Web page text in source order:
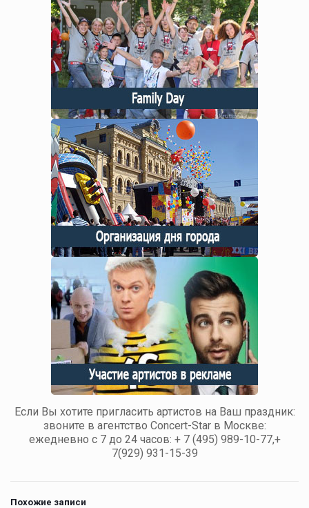
Если Вы хотите пригласить артистов на Ваш праздник:
звоните в агентство Concert-Star в Москве:
ежедневно с 7 до 24 часов: + 7 (495) 989-10-77,+
7(929) 931-15-39
Похожие записи